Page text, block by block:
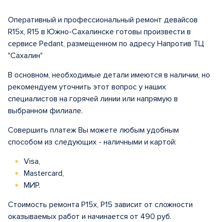
Оперативный и профессиональный ремонт девайсов
R15x, R15 в Южно-Сахалинске готовы произвести в
сервисе Pedant, размещенном по адресу Напротив ТЦ
"Сахалин"
В основном, необходимые детали имеются в наличии, но
рекомендуем уточнить этот вопрос у наших
специалистов на горячей линии или напрямую в
выбранном филиале.
Совершить платеж Вы можете любым удобным
способом из следующих - наличными и картой:
Visa,
Mastercard,
МИР.
Стоимость ремонта Р15x, Р15 зависит от сложности
оказываемых работ и начинается от 490 руб.